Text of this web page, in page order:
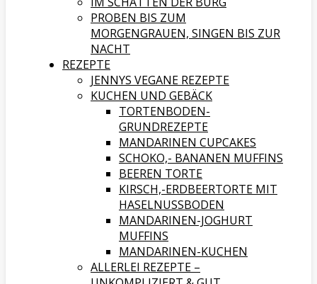
PROBEN BIS ZUM
MORGENGRAUEN, SINGEN BIS ZUR
NACHT
REZEPTE
JENNYS VEGANE REZEPTE
KUCHEN UND GEBÄCK
TORTENBODEN-
GRUNDREZEPTE
MANDARINEN CUPCAKES
SCHOKO,- BANANEN MUFFINS
BEEREN TORTE
KIRSCH,-ERDBEERTORTE MIT
HASELNUSSBODEN
MANDARINEN-JOGHURT
MUFFINS
MANDARINEN-KUCHEN
ALLERLEI REZEPTE –